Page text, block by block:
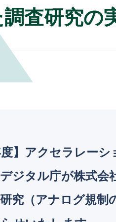
査研究の
度】アクセラレー
ジタル庁が株式会
究（アナログ規制